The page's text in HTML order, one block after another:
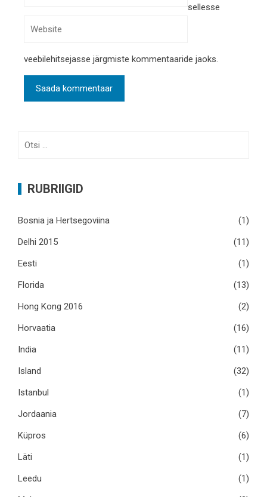
sellesse
veebilehitsejasse järgmiste kommentaaride jaoks.
RUBRIIGID
Bosnia ja Hertsegoviina
(1)
Delhi 2015
(11)
Eesti
(1)
Florida
(13)
Hong Kong 2016
(2)
Horvaatia
(16)
India
(11)
Island
(32)
Istanbul
(1)
Jordaania
(7)
Küpros
(6)
Läti
(1)
Leedu
(1)